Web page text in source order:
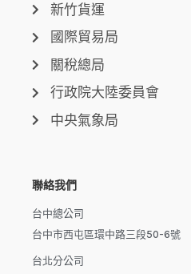
新竹貨運
國際貿易局
關稅總局
行政院大陸委員會
中央氣象局
聯絡我們
台中總公司
台中市西屯區環中路三段50-6號
台北分公司